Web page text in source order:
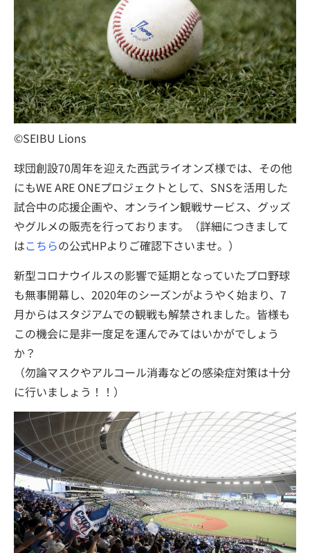
©SEIBU Lions
球団創設70周年を迎えた西武ライオンズ様では、その他
にもWE ARE ONEプロジェクトとして、SNSを活用した
試合中の応援企画や、オンライン観戦サービス、グッズ
やグルメの販売を行っております。（詳細につきまして
はこちらの公式HPよりご確認下さいませ。）
新型コロナウイルスの影響で延期となっていたプロ野球
も無事開幕し、2020年のシーズンがようやく始まり、7
月からはスタジアムでの観戦も解禁されました。皆様も
この機会に是非一度足を運んでみてはいかがでしょう
か？
（勿論マスクやアルコール消毒などの感染症対策は十分
に行いましょう！！）